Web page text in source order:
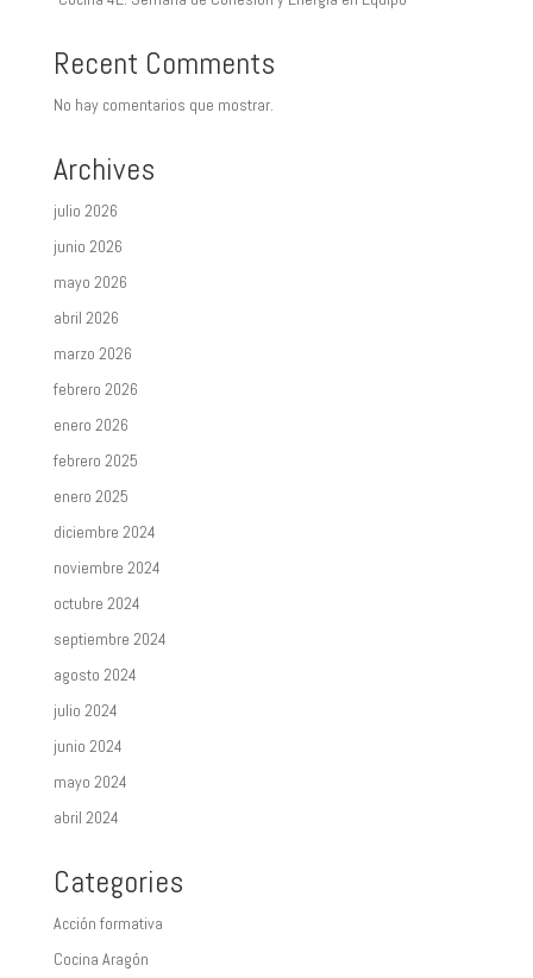
Recent Comments
No hay comentarios que mostrar.
Archives
julio 2026
junio 2026
mayo 2026
abril 2026
marzo 2026
febrero 2026
enero 2026
febrero 2025
enero 2025
diciembre 2024
noviembre 2024
octubre 2024
septiembre 2024
agosto 2024
julio 2024
junio 2024
mayo 2024
abril 2024
Categories
Acción formativa
Cocina Aragón